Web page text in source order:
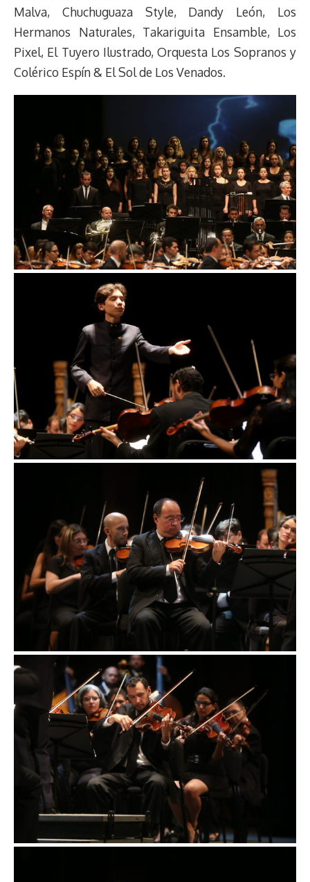
Malva, Chuchuguaza Style, Dandy León, Los
Hermanos Naturales, Takariguita Ensamble, Los
Pixel, El Tuyero Ilustrado, Orquesta Los Sopranos y
Colérico Espín & El Sol de Los Venados.